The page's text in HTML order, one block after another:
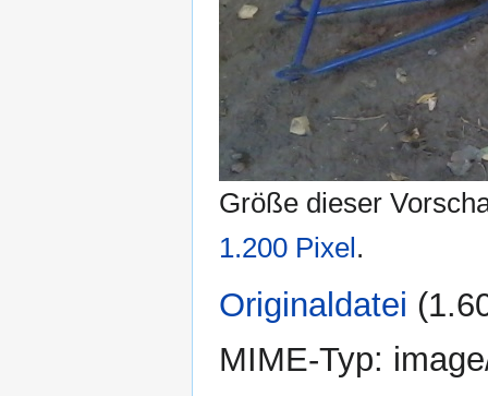
Größe dieser
1.200 Pixel.
Originaldatei
MIME-Typ: